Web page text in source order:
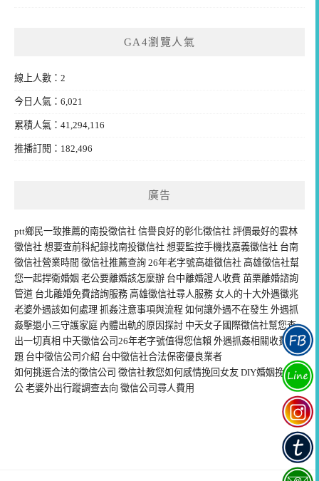
GA4瀏覽人氣
線上人數：2
今日人氣：6,021
累積人氣：41,294,116
推播訂閱：182,496
廣告
ptt鄉民一致推薦的南投徵信社 信譽良好的彰化徵信社 評價最好的雲林
徵信社 想要查前科紀錄找南投徵信社 想要監控手機找嘉義徵信社 台南
徵信社營業時間 徵信社推薦查詢 26年老字號高雄徵信社 高雄徵信社幫
您一起捍衛婚姻 老公要離婚該怎麼辦 台中離婚證人收費 苗栗離婚諮詢
管道 台北離婚免費諮詢服務 高雄徵信社尋人服務 女人的十大外遇徵兆
老婆外遇該如何處理 抓姦注意事項與流程 如何讓外遇不在發生 外遇抓
姦擊退小三守護家庭 內體出軌的原因探討 中天女子國際徵信社幫您查
出一切真相 中天徵信公司 26年老字號值得您信賴 外遇抓姦相關收費問
題 台中徵信公司 介紹 台中徵信社合法保密優良業者
如何挑選合法的徵信公司 徵信社教您如何感情挽回 女友 DIY婚姻挽回 老
公 老婆外出行蹤調查去向 徵信公司 尋人費用